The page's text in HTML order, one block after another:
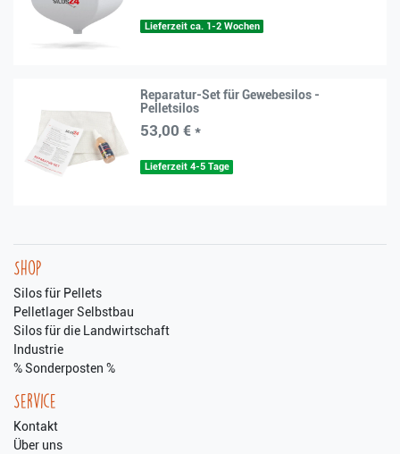
Lieferzeit ca. 1-2 Wochen
Reparatur-Set für Gewebesilos -
Pelletsilos
53,00 € *
Lieferzeit 4-5 Tage
Shop
Silos für Pellets
Pelletlager Selbstbau
Silos für die Landwirtschaft
Industrie
% Sonderposten %
Service
Kontakt
Über uns